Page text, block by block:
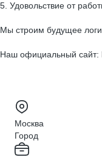
5. Удовольствие от
Мы строим будущее
Наш официальный сайт:
Москва
Город